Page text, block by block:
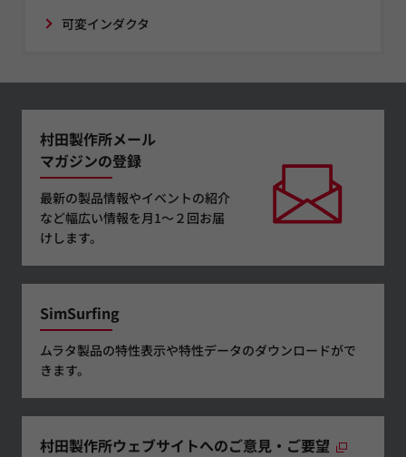
可変インダクタ
村田製作所メール
マガジンの登録
最新の製品情報やイベントの紹介
など幅広い情報を月1～２回お届
けします。
SimSurfing
ムラタ製品の特性表示や特性データのダウンロードがで
きます。
村田製作所ウェブサイトへのご意見・ご要望